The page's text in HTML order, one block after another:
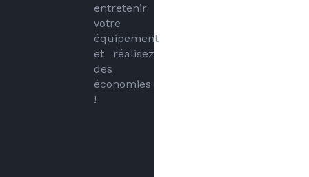
entretenir
votre
équipement
et réalisez
des
économies
!